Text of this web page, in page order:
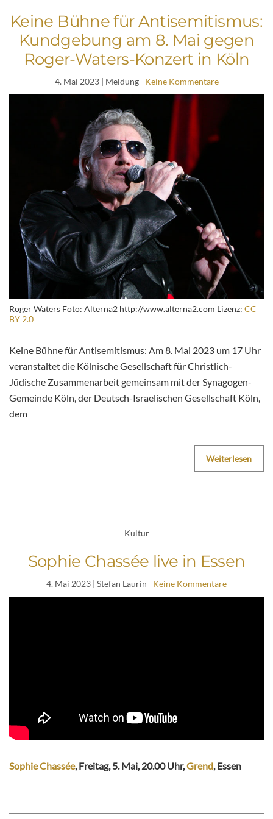
Keine Bühne für Antisemitismus:
Kundgebung am 8. Mai gegen
Roger-Waters-Konzert in Köln
4. Mai 2023| Meldung Keine Kommentare
Roger Waters Foto: Alterna2 http://www.alterna2.com Lizenz: CC
BY 2.0
Keine Bühne für Antisemitismus: Am 8. Mai 2023 um 17 Uhr
veranstaltet die Kölnische Gesellschaft für Christlich-
Jüdische Zusammenarbeit gemeinsam mit der Synagogen-
Gemeinde Köln, der Deutsch-Israelischen Gesellschaft Köln,
dem
Weiterlesen
Kultur
Sophie Chassée live in Essen
4. Mai 2023 | Stefan Laurin Keine Kommentare
Sophie Chassée, Freitag, 5. Mai, 20.00 Uhr,Grend, Essen